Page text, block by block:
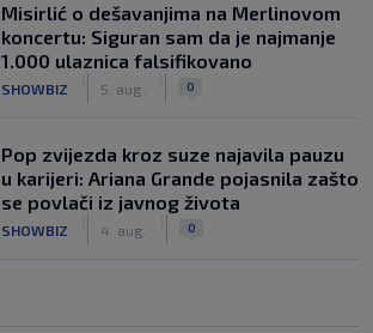
Misirlić o dešavanjima na Merlinovom
koncertu: Siguran sam da je najmanje
1.000 ulaznica falsifikovano
SHOWBIZ 5. aug. 0
Pop zvijezda kroz suze najavila pauzu
u karijeri: Ariana Grande pojasnila zašto
se povlači iz javnog života
SHOWBIZ 4. aug. 0